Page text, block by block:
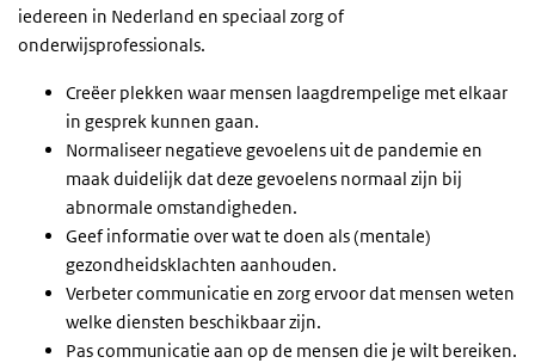
iedereen in Nederland en speciaal zorg of
onderwijsprofessionals.
Creëer plekken waar mensen laagdrempelige met elkaar
in gesprek kunnen gaan.
Normaliseer negatieve gevoelens uit de pandemie en
maak duidelijk dat deze gevoelens normaal zijn bij
abnormale omstandigheden.
Geef informatie over wat te doen als (mentale)
gezondheidsklachten aanhouden.
Verbeter communicatie en zorg ervoor dat mensen weten
welke diensten beschikbaar zijn.
Pas communicatie aan op de mensen die je wilt bereiken.